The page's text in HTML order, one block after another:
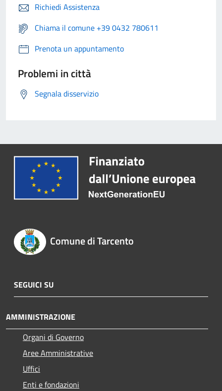
Richiedi Assistenza
Chiama il comune +39 0432 780611
Prenota un appuntamento
Problemi in città
Segnala disservizio
Comune di Tarcento
SEGUICI SU
AMMINISTRAZIONE
Organi di Governo
Aree Amministrative
Uffici
Enti e fondazioni